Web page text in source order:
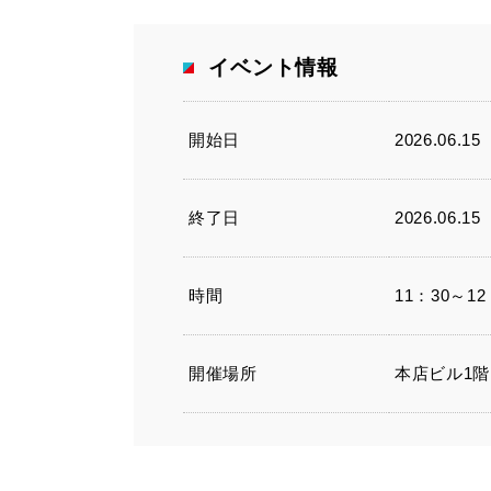
イベント情報
開始日 2026.06.15
終了日 2026.06.15
時間 11：30～12
開催場所 本店ビル1階